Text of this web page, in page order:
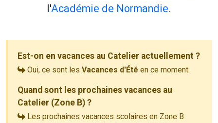
l'Académie de Normandie.
Est-on en vacances au Catelier actuellement ?
Oui, ce sont les Vacances d'Été en ce moment.
Quand sont les prochaines vacances au
Catelier (Zone B) ?
Les prochaines vacances scolaires en Zone B